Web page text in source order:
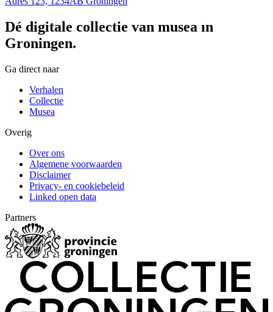
Dé digitale collectie van musea in
Groningen.
Ga direct naar
Verhalen
Collectie
Musea
Overig
Over ons
Algemene voorwaarden
Disclaimer
Privacy- en cookiebeleid
Linked open data
Partners